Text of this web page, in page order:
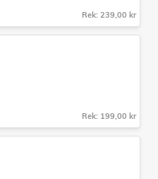
Rek: 239,00 kr
Rek: 199,00 kr